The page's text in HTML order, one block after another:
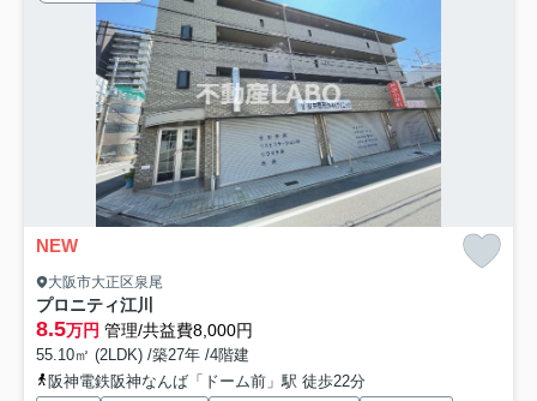
NEW
大阪市大正区泉尾
プロニティ江川
8.5万円 管理/共益費8,000円
55.10㎡ (2LDK) /築27年 /4階建
阪神電鉄阪神なんば「ドーム前」駅 徒歩22分